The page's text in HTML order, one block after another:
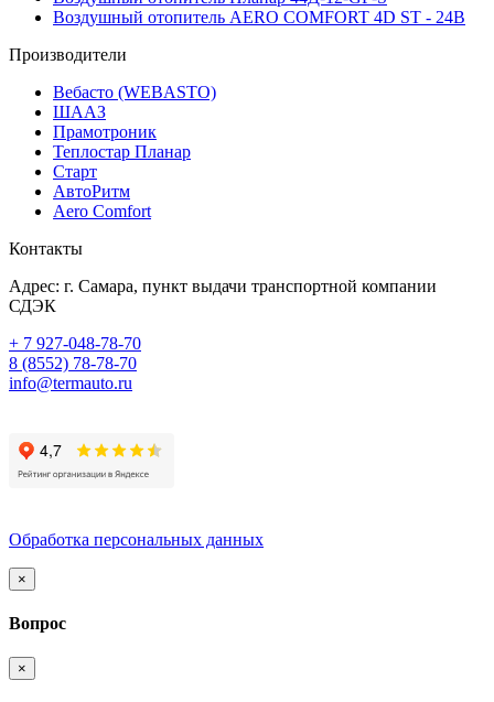
Воздушный отопитель AERO COMFORT 4D ST - 24В
Производители
Вебасто (WEBASTO)
ШААЗ
Прамотроник
Теплостар Планар
Старт
АвтоРитм
Aero Comfort
Контакты
Адрес: г. Самара, пункт выдачи транспортной компании
СДЭК
+ 7 927-048-78-70
8 (8552) 78-78-70
info@termauto.ru
Обработка персональных данных
×
Вопрос
×